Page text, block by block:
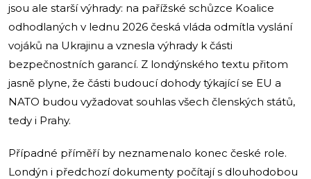
jsou ale starší výhrady: na pařížské schůzce Koalice
odhodlaných v lednu 2026 česká vláda odmítla vyslání
vojáků na Ukrajinu a vznesla výhrady k části
bezpečnostních garancí. Z londýnského textu přitom
jasně plyne, že části budoucí dohody týkající se EU a
NATO budou vyžadovat souhlas všech členských států,
tedy i Prahy.
Případné příměří by neznamenalo konec české role.
Londýn i předchozí dokumenty počítají s dlouhodobou